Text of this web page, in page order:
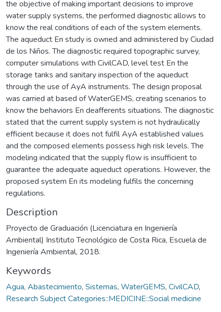
the objective of making important decisions to improve
water supply systems, the performed diagnostic allows to
know the real conditions of each of the system elements.
The aqueduct En study is owned and administered by Ciudad
de los Niños. The diagnostic required topographic survey,
computer simulations with CivilCAD, level test En the
storage tanks and sanitary inspection of the aqueduct
through the use of AyA instruments. The design proposal
was carried at based of WaterGEMS, creating scenarios to
know the behaviors En deafferents situations. The diagnostic
stated that the current supply system is not hydraulically
efficient because it does not fulfil AyA established values
and the composed elements possess high risk levels. The
modeling indicated that the supply flow is insufficient to
guarantee the adequate aqueduct operations. However, the
proposed system En its modeling fulfils the concerning
regulations.
Description
Proyecto de Graduación (Licenciatura en Ingeniería
Ambiental) Instituto Tecnológico de Costa Rica, Escuela de
Ingeniería Ambiental, 2018.
Keywords
Agua, Abastecimiento, Sistemas, WaterGEMS, CivilCAD,
Research Subject Categories::MEDICINE::Social medicine